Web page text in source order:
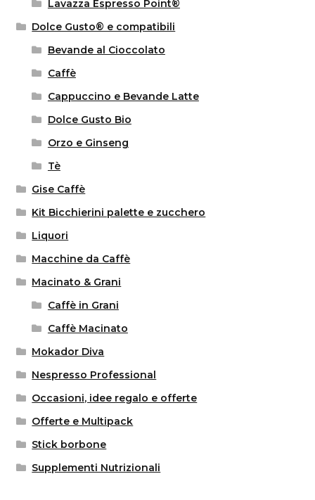
Lavazza Espresso Point®
Dolce Gusto® e compatibili
Bevande al Cioccolato
Caffè
Cappuccino e Bevande Latte
Dolce Gusto Bio
Orzo e Ginseng
Tè
Gise Caffè
Kit Bicchierini palette e zucchero
Liquori
Macchine da Caffè
Macinato & Grani
Caffè in Grani
Caffè Macinato
Mokador Diva
Nespresso Professional
Occasioni, idee regalo e offerte
Offerte e Multipack
Stick borbone
Supplementi Nutrizionali